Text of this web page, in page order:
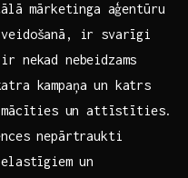
mārketinga ‌aģentūru
veidošanā, ​ir svarīgi
nebeidzams
kampaņa un katrs
un attīstīties.
nepārtraukti
⁤un